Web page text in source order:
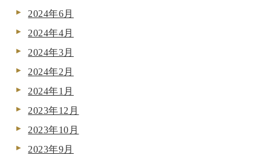
2024年6月
2024年4月
2024年3月
2024年2月
2024年1月
2023年12月
2023年10月
2023年9月